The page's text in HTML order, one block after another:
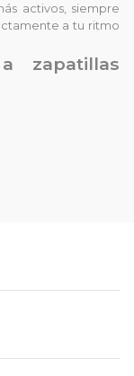
activos, siempre
a tu ritmo
zapatillas